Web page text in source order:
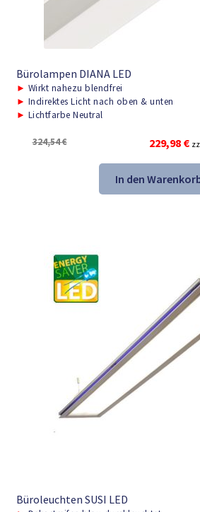
Bürolampen DIANA LED
► Wirkt nahezu blendfrei
► Indirektes Licht nach oben & unten
► Lichtfarbe Neutral
324,54€
war:
324,54 €
229,98 €
In den
Büroleuchten SUSI LED